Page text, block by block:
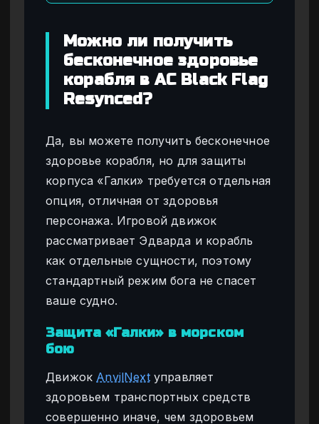
Можно ли получить
бесконечное здоровье
корабля в AC Black Flag
Resynced?
Да, вы можете получить бесконечное
здоровье корабля, но для защиты
корпуса «Галки» требуется отдельная
опция, отличная от здоровья
персонажа. Игровой движок
рассматривает Эдварда и корабль
как отдельные сущности, поэтому
стандартный режим бога не спасет
ваше судно.
Защита «Галки» в морском
бою
Движок AnvilNextуправляет
здоровьем транспортных средств
совершенно иначе, чем здоровьем